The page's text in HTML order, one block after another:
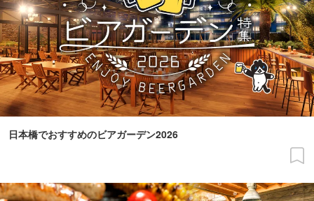
日本橋でおすすめのビアガーデン2026